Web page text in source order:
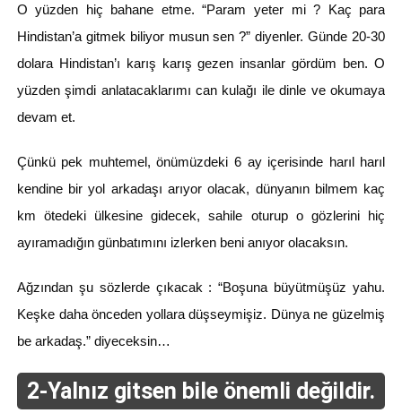
O yüzden hiç bahane etme. “Param yeter mi ? Kaç para
Hindistan’a gitmek biliyor musun sen ?” diyenler. Günde 20-30
dolara Hindistan’ı karış karış gezen insanlar gördüm ben. O
yüzden şimdi anlatacaklarımı can kulağı ile dinle ve okumaya
devam et.
Çünkü pek muhtemel, önümüzdeki 6 ay içerisinde harıl harıl
kendine bir yol arkadaşı arıyor olacak, dünyanın bilmem kaç
km ötedeki ülkesine gidecek, sahile oturup o gözlerini hiç
ayıramadığın günbatımını izlerken beni anıyor olacaksın.
Ağzından şu sözlerde çıkacak : “Boşuna büyütmüşüz yahu.
Keşke daha önceden yollara düşseymişiz. Dünya ne güzelmiş
be arkadaş.” diyeceksin…
2-Yalnız gitsen bile önemli değildir.